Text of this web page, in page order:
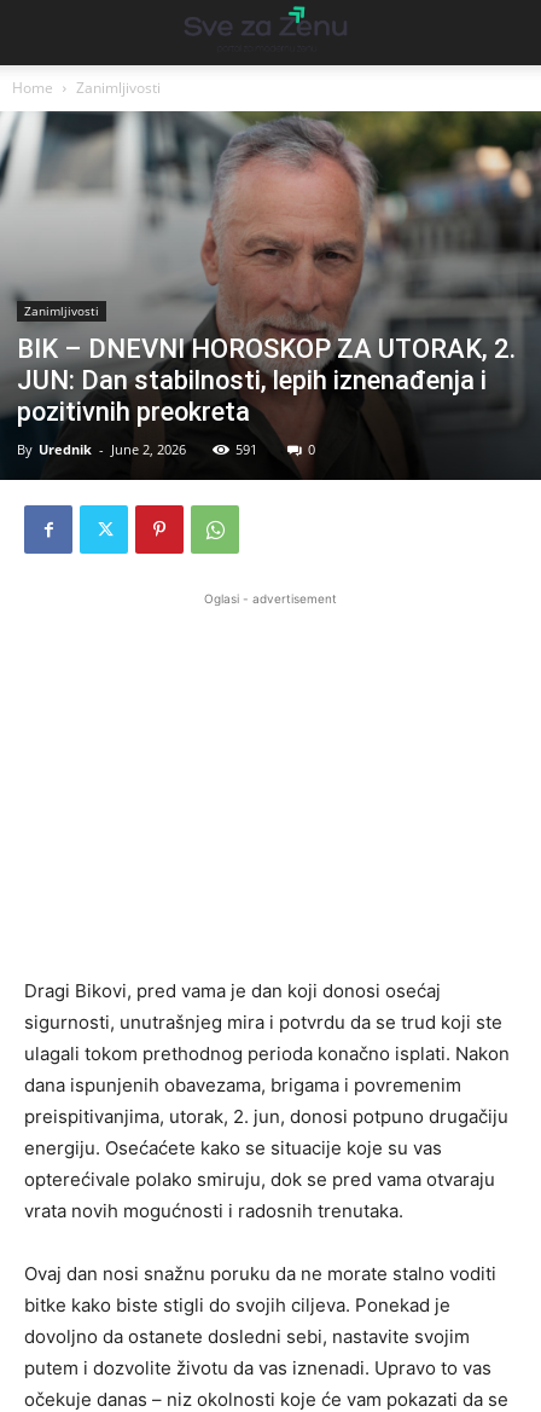
Home Zanimljivosti
Zanimljivosti
BIK – DNEVNI HOROSKOP ZA UTORAK, 2.
JUN: Dan stabilnosti, lepih iznenađenja i
pozitivnih preokreta
By Urednik - June 2, 2026 591 0
Oglasi - advertisement
Dragi Bikovi, pred vama je dan koji donosi osećaj
sigurnosti, unutrašnjeg mira i potvrdu da se trud koji ste
ulagali tokom prethodnog perioda konačno isplati. Nakon
dana ispunjenih obavezama, brigama i povremenim
preispitivanjima, utorak, 2. jun, donosi potpuno drugačiju
energiju. Osećaćete kako se situacije koje su vas
opterećivale polako smiruju, dok se pred vama otvaraju
vrata novih mogućnosti i radosnih trenutaka.
Ovaj dan nosi snažnu poruku da ne morate stalno voditi
bitke kako biste stigli do svojih ciljeva. Ponekad je
dovoljno da ostanete dosledni sebi, nastavite svojim
putem i dozvolite životu da vas iznenadi. Upravo to vas
očekuje danas – niz okolnosti koje će vam pokazati da se